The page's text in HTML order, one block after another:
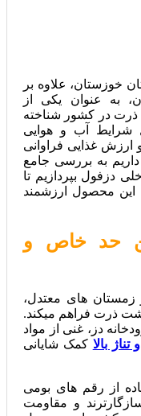
خوزستان، علاوه بر
به عنوان یکی از
در کشور شناخته
شرایط آب و هوایی
ارزش غذایی فراوانی
به بررسی جامع
دزفول بپردازیم تا
این محصول ارزشمند
حد خاص و
زمستان‌ های معتدل،
ذرت فراهم میکند.
دز، غنی از مواد
بالا کمک شایانی
از رقم‌ های بومی
و مقاومت